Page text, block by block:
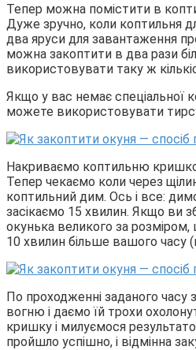
Тепер можна помістити в
Дуже зручно, коли коптильня
два яруси для завантаження
можна закоптити в два рази
використовувати таку ж
Якщо у вас немає спеціальної
можете використовувати
Накриваємо коптильню
Тепер чекаємо коли через
коптильний дим. Ось і все:
засікаємо 15 хвилин. Якщо ви
окунька великого за
10 хвилин більше вашого часу
По проходженні заданого часу
вогню і даємо їй трохи
кришку і милуємося
пройшло успішно, і відмінна